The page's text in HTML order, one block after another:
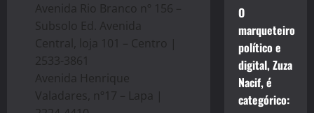
Avenida Rio Branco nº 156 –
Subsolo Ed. Avenida
Central, loja 101 – Centro |
2533-3861
Avenida Henrique
Valadares, nº17 – Lapa |
O
marqueteiro
político e
digital, Zuza
Nacif, é
categórico: